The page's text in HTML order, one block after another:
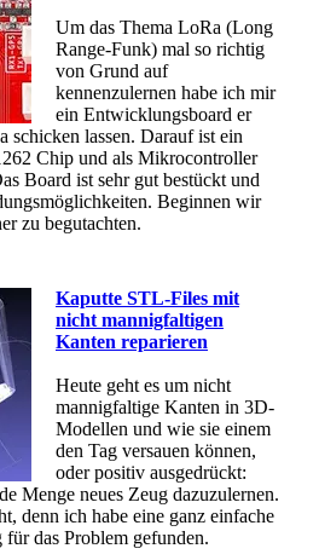
Um das Thema LoRa (Long
Range-Funk) mal so richtig
von Grund auf
kennenzulernen habe ich mir
ein Entwicklungsboard er
schicken lassen. Darauf ist ein
Chip und als Mikrocontroller
Board ist sehr gut bestückt und
Beginnen wir
zu begutachten.
Kaputte STL-Files mit
nicht mannigfaltigen
Kanten reparieren
Heute geht es um nicht
mannigfaltige Kanten in 3D-
Modellen und wie sie einem
den Tag versauen können,
oder positiv ausgedrückt:
Menge neues Zeug dazuzulernen.
denn ich habe eine ganz einfache
das Problem gefunden.